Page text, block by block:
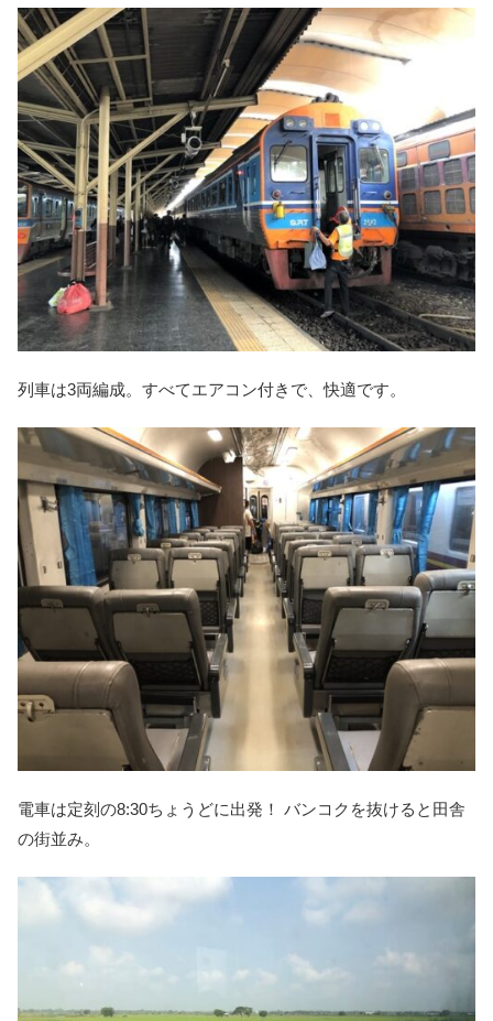
列車は3両編成。すべてエアコン付きで、快適です。
電車は定刻の8:30ちょうどに出発！ バンコクを抜けると田舎
の街並み。